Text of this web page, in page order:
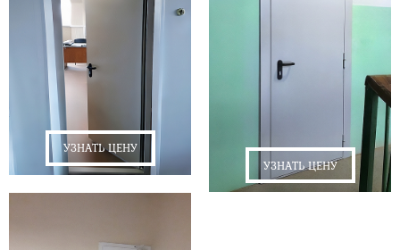
УЗНАТЬ ЦЕНУ
УЗНАТЬ ЦЕНУ